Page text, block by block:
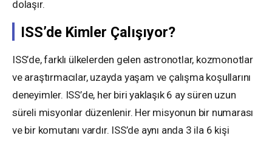
dolaşır.
ISS’de Kimler Çalışıyor?
ISS’de, farklı ülkelerden gelen astronotlar, kozmonotlar
ve araştırmacılar, uzayda yaşam ve çalışma koşullarını
deneyimler. ISS’de, her biri yaklaşık 6 ay süren uzun
süreli misyonlar düzenlenir. Her misyonun bir numarası
ve bir komutanı vardır. ISS’de aynı anda 3 ila 6 kişi